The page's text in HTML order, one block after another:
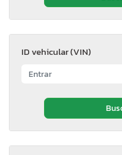
ID vehicular (VIN)